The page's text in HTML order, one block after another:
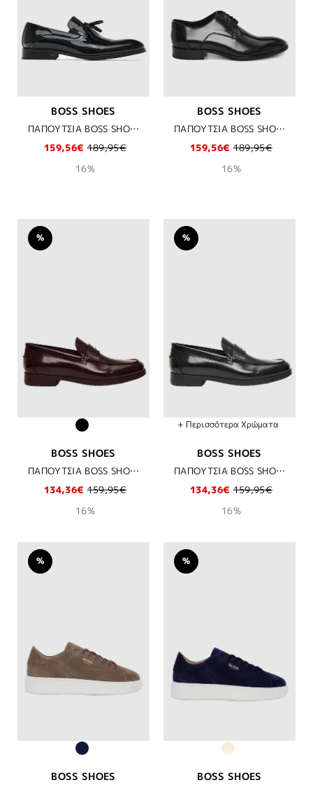
BOSS SHOES
ΠΑΠΟΥΤΣΙΑ BOSS SHOES - BLACK LOUSTRINI
159,56€ 189,95€
16%
BOSS SHOES
ΠΑΠΟΥΤΣΙΑ BOSS SHOES - BLACK FLORENTIC
159,56€ 189,95€
16%
BOSS SHOES
ΠΑΠΟΥΤΣΙΑ BOSS SHOES - BORDO FLORENTIC
134,36€ 159,95€
16%
%
+ Περισσότερα Χρώματα
BOSS SHOES
ΠΑΠΟΥΤΣΙΑ BOSS SHOES - BLACK FLORENTIC
134,36€ 159,95€
16%
%
BOSS SHOES
%
BOSS SHOES
%